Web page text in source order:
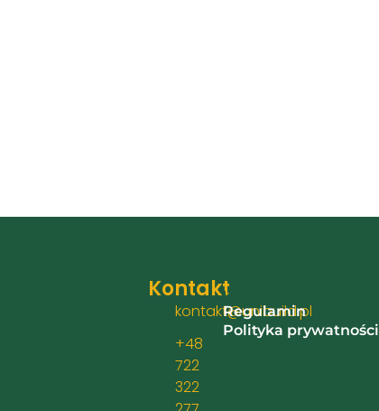
Kontakt
kontakt@unibuild.pl
+48
722
322
Informacje
Regulamin
Polityka prywatności